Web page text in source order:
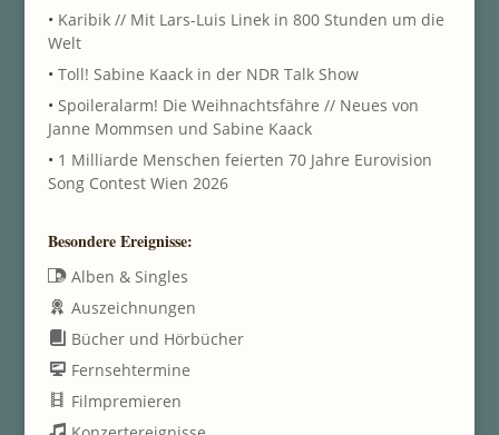
• Karibik // Mit Lars-Luis Linek in 800 Stunden um die
Welt
• Toll! Sabine Kaack in der NDR Talk Show
• Spoileralarm! Die Weihnachtsfähre // Neues von
Janne Mommsen und Sabine Kaack
• 1 Milliarde Menschen feierten 70 Jahre Eurovision
Song Contest Wien 2026
Besondere Ereignisse:
Alben & Singles
Auszeichnungen
Bücher und Hörbücher
Fernsehtermine
Filmpremieren